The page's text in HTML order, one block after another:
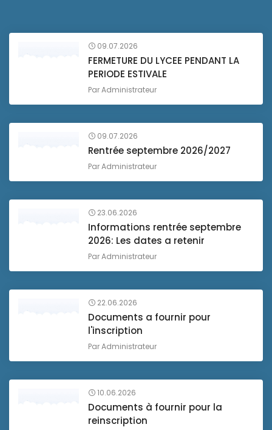
09.07.2026
FERMETURE DU LYCEE PENDANT LA
PERIODE ESTIVALE
ParAdministrateur
09.07.2026
Rentrée septembre 2026/2027
ParAdministrateur
23.06.2026
Informations rentrée septembre
2026: Les dates a retenir
ParAdministrateur
22.06.2026
Documents a fournir pour
l'inscription
ParAdministrateur
10.06.2026
Documents à fournir pour la
reinscription